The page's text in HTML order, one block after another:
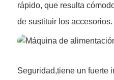
rápido, que resulta
de sustituir los accesorios.
Seguridad,tiene un fuerte